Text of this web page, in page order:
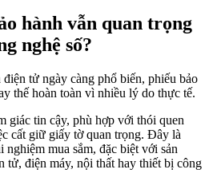
hành vẫn quan trọng
nghệ số?
tử ngày càng phổ biến, phiếu bảo
thế hoàn toàn vì nhiều lý do thực tế.
giác tin cậy, phù hợp với thói quen
cất giữ giấy tờ quan trọng. Đây là
mua sắm, đặc biệt với sản
tử, điện máy, nội thất hay thiết bị công